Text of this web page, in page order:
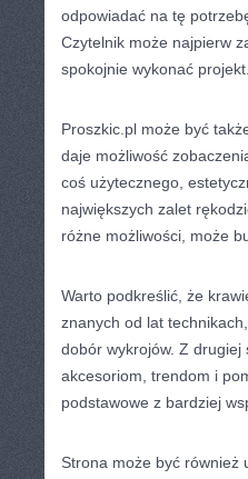
odpowiadać na tę
Czytelnik może najpierw
spokojnie wykonać
Proszkic.pl może być
daje możliwość
coś użytecznego,
największych zalet
różne możliwości, może
Warto podkreślić, że
znanych od lat
dobór wykrojów. Z drugiej
akcesoriom, trendom i
podstawowe z bardziej
Strona może być również